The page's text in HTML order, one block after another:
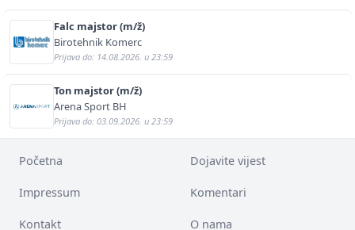
Falc majstor (m/ž)
Birotehnik Komerc
Prijava do: 14.08.2026. u 23:59
Ton majstor (m/ž)
Arena Sport BH
Prijava do: 03.09.2026. u 23:59
Početna Dojavite vijest
Impressum Komentari
Kontakt O nama